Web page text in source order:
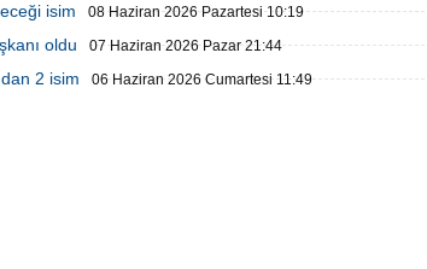
isim 08 Haziran 2026 Pazartesi 10:19
oldu 07 Haziran 2026 Pazar 21:44
2 isim 06 Haziran 2026 Cumartesi 11:49